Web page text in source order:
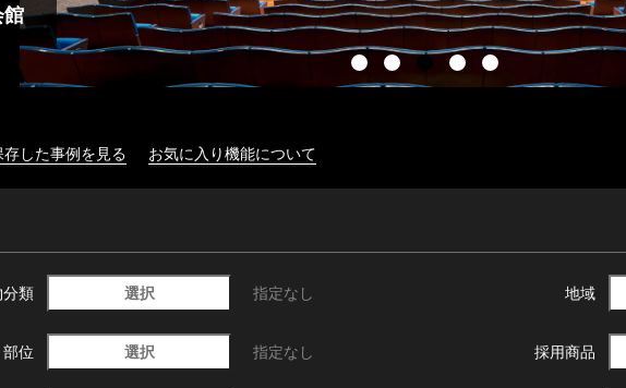
した事例を見る お気に入り機能について
類 選択 指定なし 地域
部位 選択 指定なし 採用商品